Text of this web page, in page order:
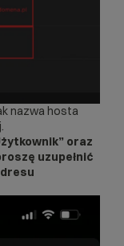
nazwa hosta
oraz
uzupełnić